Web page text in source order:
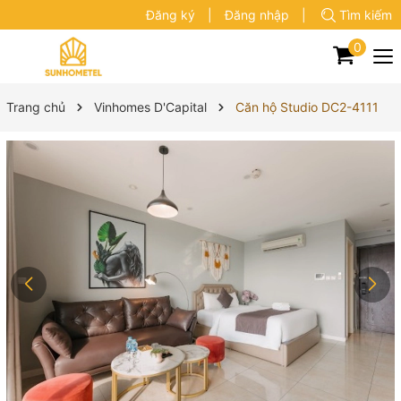
Đăng ký Đăng nhập Tìm kiếm
0
Trang chủ Vinhomes D'Capital Căn hộ Studio DC2-4111